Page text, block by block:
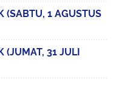
(SABTU, 1 AGUSTUS
(JUMAT, 31 JULI